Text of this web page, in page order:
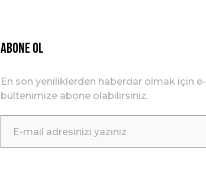
ABONE OL
En son yeniliklerden haberdar olmak için e-
bültenimize abone olabilirsiniz.